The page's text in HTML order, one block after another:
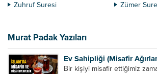
Zuhruf Suresi
Zümer
Murat Padak Yazıları
Ev Sahipliği (Misafir
Bir kişiyi misafir ettiğimiz